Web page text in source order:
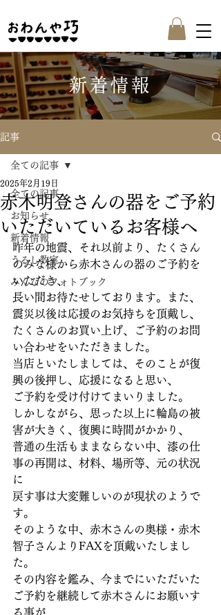
新着情報
記事
全ての記事
お知らせ
新着情報
うるし教室
みんなのフォトブック
全ての記事
赤木明登さんの器をご予約
いただいているお客様へ
2025年2月19日
昨年の地震、それ以前より、たくさん
のみな様から赤木さんの器のご予約を
いただき、
長い間お待たせしております。また、
震災以後は応援のお気持ちを頂戴し、
たくさんのお買い上げ、ご予約のお問
い合わせをいただきました。
当店といたしましては、そのことが復
興の後押し、応援になると思い、
ご予約を受け付けてまいりました。
しかしながら、思った以上に輪島の被
害が大きく、復興に時間がかかり、
普通の生活もままならない中、漆の仕
事の再開は、材料、場所等、元の状況
に
戻す事は大変難しいのが現状のようで
す。
そのような中、赤木さんの奥様・赤木
智子さんよりFAXを頂戴いたしまし
た。
その内容を鑑み、今までにいただいた
ご予約を継続して赤木さんにお願いす
る事が